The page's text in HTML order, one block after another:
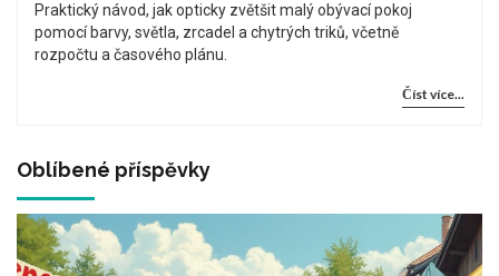
Praktický návod, jak opticky zvětšit malý obývací pokoj
pomocí barvy, světla, zrcadel a chytrých triků, včetně
rozpočtu a časového plánu.
Číst více...
Oblíbené příspěvky